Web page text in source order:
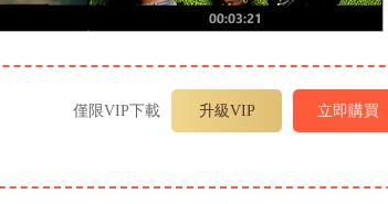
僅限VIP下載 升級VIP 立即購買